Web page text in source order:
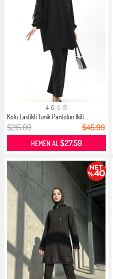
4-6 8-10
Kolu Lastikli Tunik Pantolon İkili ...
$215.00 $45.99
HEMEN AL$27.59